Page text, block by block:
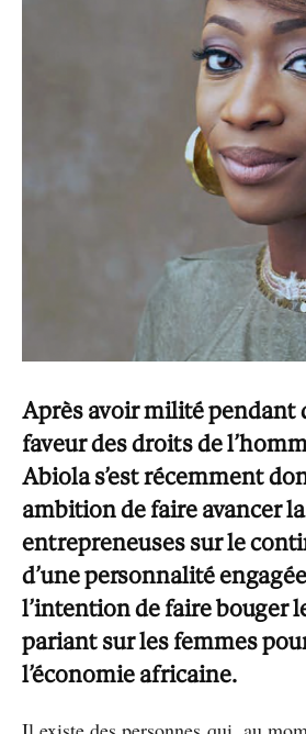
Après avoir milité pendant
faveur des droits de
Abiola s’est récemment
ambition de faire avancer
entrepreneuses sur le
d’une personnalité
l’intention de faire bouger
pariant sur les femmes
l’économie africaine.